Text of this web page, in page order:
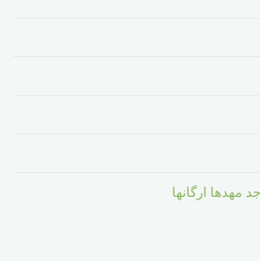
مهدها ارگانها